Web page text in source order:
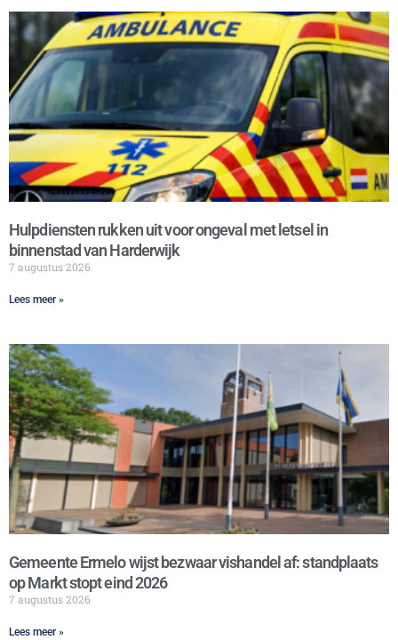
Hulpdiensten rukken uit voor ongeval met letsel in
binnenstad van Harderwijk
7 augustus 2026
Lees meer »
Gemeente Ermelo wijst bezwaar vishandel af: standplaats
op Markt stopt eind 2026
7 augustus 2026
Lees meer »